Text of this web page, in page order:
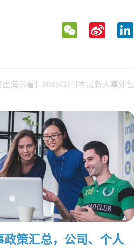
WeChat
Sina
Weibo
海必看】2025Q2日本最新人事外包
政策汇总，公司、个人